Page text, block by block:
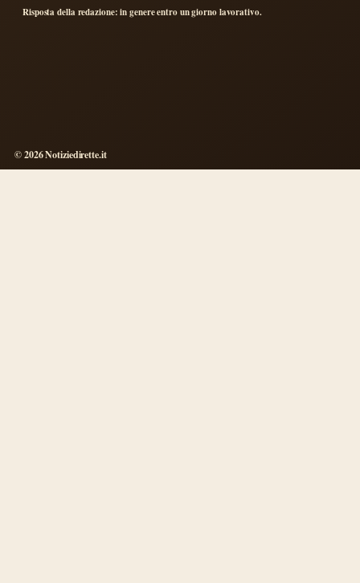
Risposta della redazione: in genere entro un giorno lavorativo.
© 2026 Notiziedirette.it